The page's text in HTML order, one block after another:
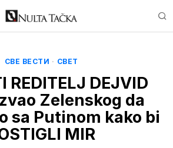
СВЕ ВЕСТИ · СВЕТ
REDITELJ DEJVID
Zelenskog da
sa Putinom kako bi
MIR